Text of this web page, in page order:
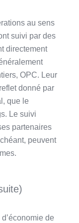
au sens
suivi par des
directement
OPC. Leur
donné par
que le
Le suivi
partenaires
peuvent
de